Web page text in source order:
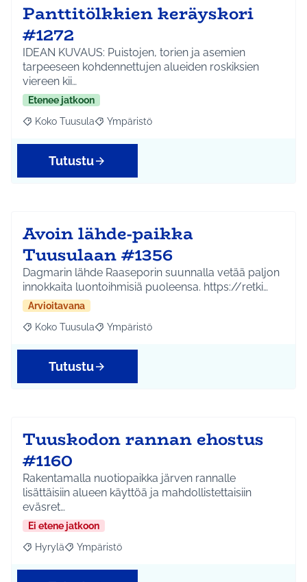
Panttitölkkien keräyskori
#1272
IDEAN KUVAUS: Puistojen, torien ja asemien
tarpeeseen kohdennettujen alueiden roskiksien
viereen kii…
Etenee jatkoon
Rajaa tulokset aihepiirin mukaan: Koko Tuusula
Koko Tuusula Rajaa tulokset teeman mukaan: Ympäristö
Ympäristö
Tutustu
Avoin lähde-paikka
Tuusulaan #1356
Dagmarin lähde Raaseporin suunnalla vetää paljon
innokkaita luontoihmisiä puoleensa. https://retki…
Arvioitavana
Rajaa tulokset aihepiirin mukaan: Koko Tuusula
Koko Tuusula Rajaa tulokset teeman mukaan: Ympäristö
Ympäristö
Tutustu
Tuuskodon rannan ehostus
#1160
Rakentamalla nuotiopaikka järven rannalle
lisättäisiin alueen käyttöä ja mahdollistettaisiin
eväsret…
Ei etene jatkoon
Rajaa tulokset aihepiirin mukaan: Hyrylä
Hyrylä Rajaa tulokset teeman mukaan: Ympäristö
Ympäristö